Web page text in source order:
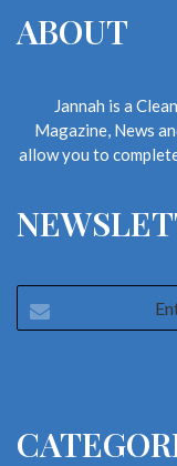
ABOUT
Jannah is a
Magazine, News
allow you to
your